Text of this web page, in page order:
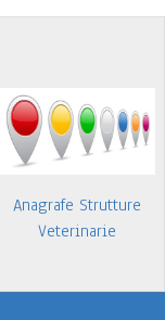
Anagrafe Strutture
Veterinarie